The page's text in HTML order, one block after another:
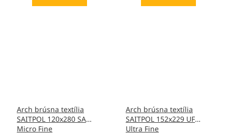
Arch brúsna textília
SAITPOL 120x280 SA
Micro Fine
Arch brúsna textília
SAITPOL 152x229 UF
Ultra Fine